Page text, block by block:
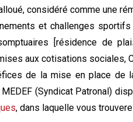
considéré comme une
et challenges
[résidence de
aux cotisations sociales,
de la mise en place de
(Syndicat Patronal)
, dans laquelle vous